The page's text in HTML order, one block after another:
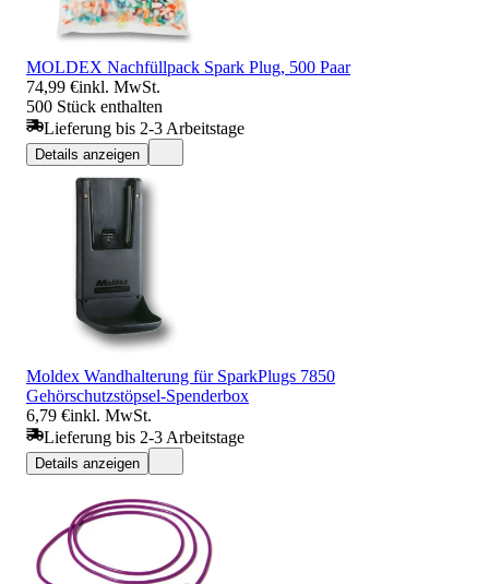
MOLDEX Nachfüllpack Spark Plug, 500 Paar
74,99 €inkl. MwSt.
500 Stück enthalten
Lieferung bis 2-3 Arbeitstage
Details anzeigen
Moldex Wandhalterung für SparkPlugs 7850
Gehörschutzstöpsel-Spenderbox
6,79 €inkl. MwSt.
Lieferung bis 2-3 Arbeitstage
Details anzeigen